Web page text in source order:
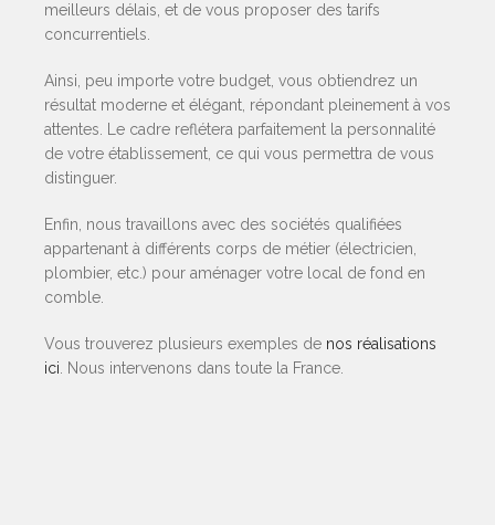
meilleurs délais, et de vous proposer des tarifs
concurrentiels.
Ainsi, peu importe votre budget, vous obtiendrez un
résultat moderne et élégant, répondant pleinement à vos
attentes. Le cadre reflétera parfaitement la personnalité
de votre établissement, ce qui vous permettra de vous
distinguer.
Enfin, nous travaillons avec des sociétés qualifiées
appartenant à différents corps de métier (électricien,
plombier, etc.) pour aménager votre local de fond en
comble.
Vous trouverez plusieurs exemples de nos réalisations
ici . Nous intervenons dans toute la France.